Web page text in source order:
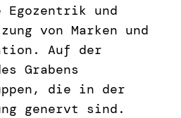
und
von Marken und
Auf der
Grabens
die in der
genervt sind.